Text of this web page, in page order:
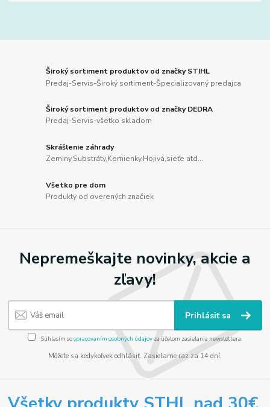
Široký sortiment produktov od značky STIHL
Predaj-Servis-Široký sortiment-Špecializovaný predajca
Široký sortiment produktov od značky DEDRA
Predaj-Servis-všetko skladom
Skrášlenie záhrady
Zeminy,Substráty,Kemienky,Hojivá,sieťe atd...
Všetko pre dom
Produkty od overených značiek
Nepremeškajte novinky, akcie a
zľavy!
Prihlásiť sa
Súhlasím sospracovaním osobných údajov za účelom zasielania newslettera.
Môžete sa kedykoľvek odhlásiť. Zasielame raz za 14 dní.